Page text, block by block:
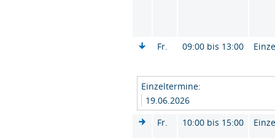
Fr. 09:00 bis 13:00
Einzeltermine:
19.06.2026
Fr.
10:00 bis 15:00